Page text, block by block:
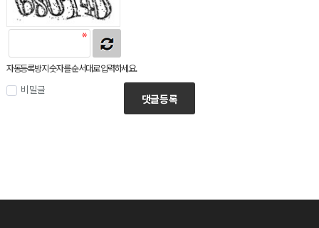
자동등록방지 숫자를 순서대로 입력하세요.
비밀글
댓글등록